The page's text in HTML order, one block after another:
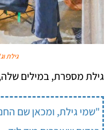
גילת
גילת מספרת, במילים
"שמי גילת, ומכאן שם